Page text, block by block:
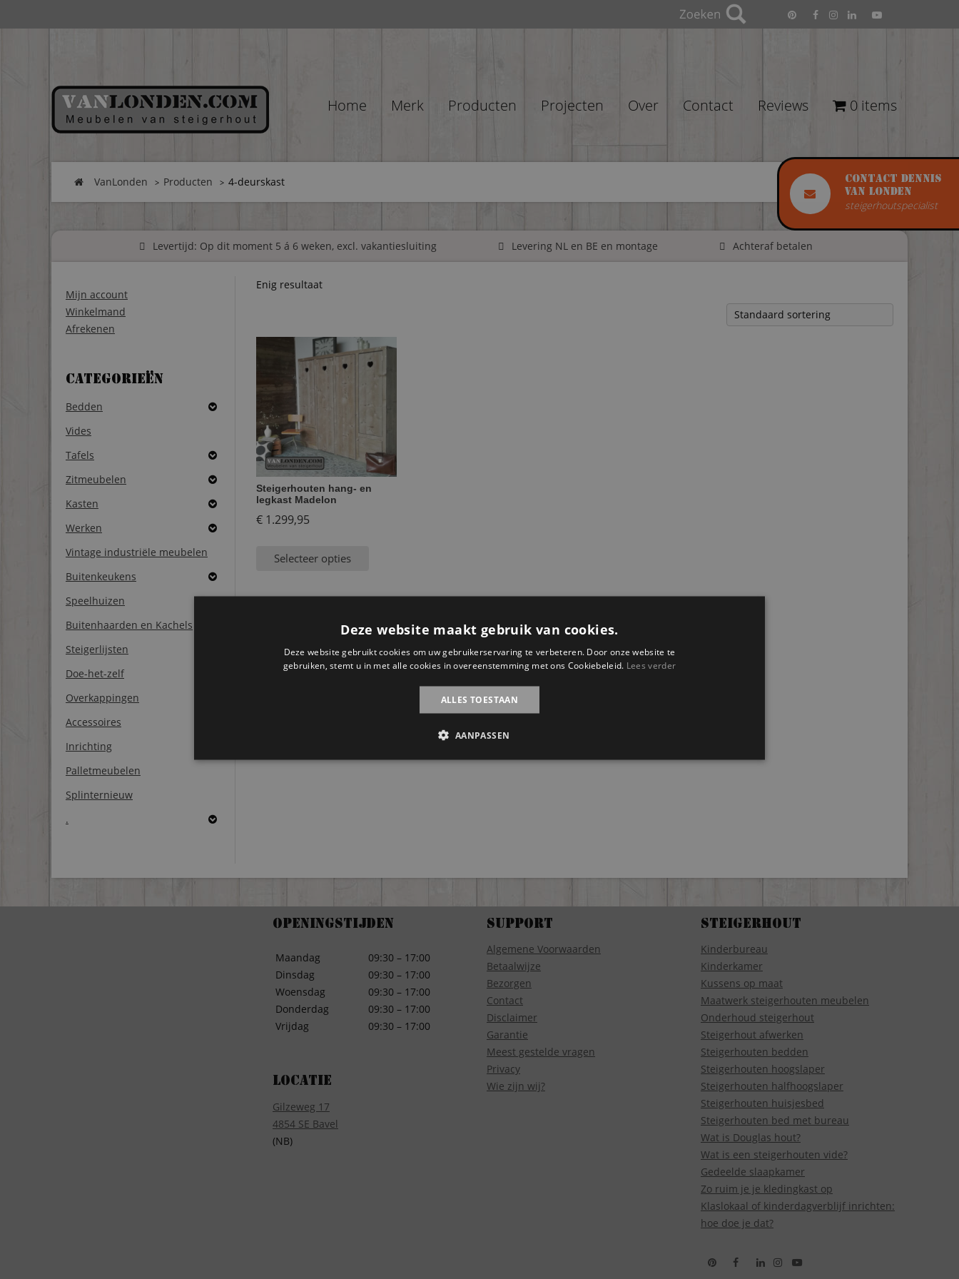
Contact Dennis
van Londen
steigerhoutspecialist
Home Merk Producten Projecten Over Contact Reviews 0 items
VanLonden Producten 4-deurskast
Levertijd: Op dit moment 5 á 6 weken, excl. vakantiesluiting Levering NL en BE en montage Achteraf betalen
Mijn account
Winkelmand
Afrekenen
Categorieën
Bedden
Vides
Tafels
Zitmeubelen
Kasten
Werken
Vintage industriële meubelen
Buitenkeukens
Speelhuizen
Buitenhaarden en Kachels
Steigerlijsten
Doe-het-zelf
Overkappingen
Accessoires
Inrichting
Palletmeubelen
Splinternieuw
.
Enig resultaat
Steigerhouten hang- en
legkast Madelon
€1.299,95
Selecteer opties
Openingstijden
Maandag
Dinsdag
Woensdag
Donderdag
Vrijdag
09:30 – 17:00
09:30 – 17:00
09:30 – 17:00
09:30 – 17:00
09:30 – 17:00
Locatie
Gilzeweg 17
4854 SE Bavel
(NB)
Support
Algemene Voorwaarden
Betaalwijze
Bezorgen
Contact
Disclaimer
Garantie
Meest gestelde vragen
Privacy
Wie zijn wij?
Steigerhout
Kinderbureau
Kinderkamer
Kussens op maat
Maatwerk steigerhouten meubelen
Onderhoud steigerhout
Steigerhout afwerken
Steigerhouten bedden
Steigerhouten hoogslaper
Steigerhouten halfhoogslaper
Steigerhouten huisjesbed
Steigerhouten bed met bureau
Wat is Douglas hout?
Wat is een steigerhouten vide?
Gedeelde slaapkamer
Zo ruim je je kledingkast op
Klaslokaal of kinderdagverblijf inrichten:
hoe doe je dat?
Deze website maakt gebruik van cookies.
Deze website gebruikt cookies om uw gebruikerservaring te verbeteren. Door onze website te
gebruiken, stemt u in met alle cookies in overeenstemming met ons Cookiebeleid. Lees verder
ALLES TOESTAAN
AANPASSEN